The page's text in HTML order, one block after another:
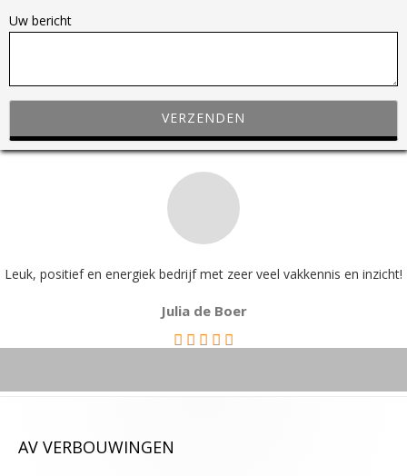
e
e
e
d
Uw bericht
Leuk, positief en energiek bedrijf met zeer veel vakkennis en inzicht!
Julia de Boer
AV VERBOUWINGEN